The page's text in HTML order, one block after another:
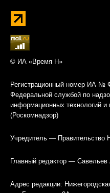
© ИА «Время Н»
Регистрационный номер ИА №
Федеральной службой по
информационных технологий
(Роскомнадзор)
Учредитель — Правительство
Главный редактор —
Адрес редакции: